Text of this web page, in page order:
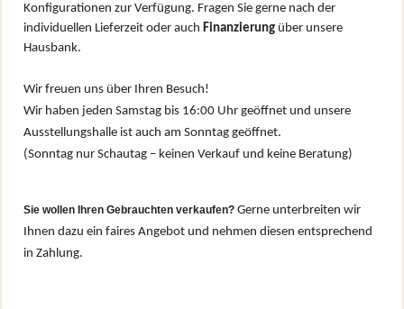
Konfigurationen zur Verfügung. Fragen Sie gerne nach der
individuellen Lieferzeit oder auch Finanzierung über unsere
Hausbank.
Wir freuen uns über Ihren Besuch!
Wir haben jeden Samstag bis 16:00 Uhr geöffnet und unsere
Ausstellungshalle ist auch am Sonntag geöffnet.
(Sonntag nur Schautag – keinen Verkauf und keine Beratung)
Sie wollen Ihren Gebrauchten verkaufen? Gerne unterbreiten wir
Ihnen dazu ein faires Angebot und nehmen diesen entsprechend
in Zahlung.